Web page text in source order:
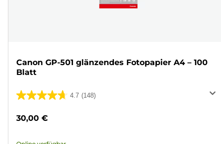
Canon GP-501 glänzendes Fotopapier A4 – 100
Blatt
4.7 (148)
4.7
5
30,00 €